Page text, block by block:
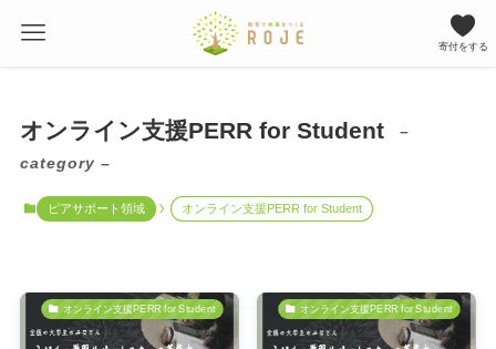
寄付をする
オンライン支援PERR for Student
–
category –
ピアサポート領域 オンライン支援PERR for Student
オンライン支援PERR for Student オンライン支援PERR for Student